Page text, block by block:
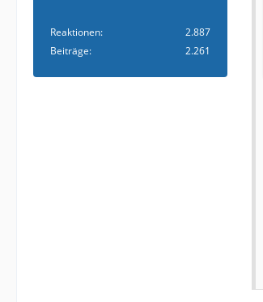
Reaktionen
2.887
Beiträge
2.261